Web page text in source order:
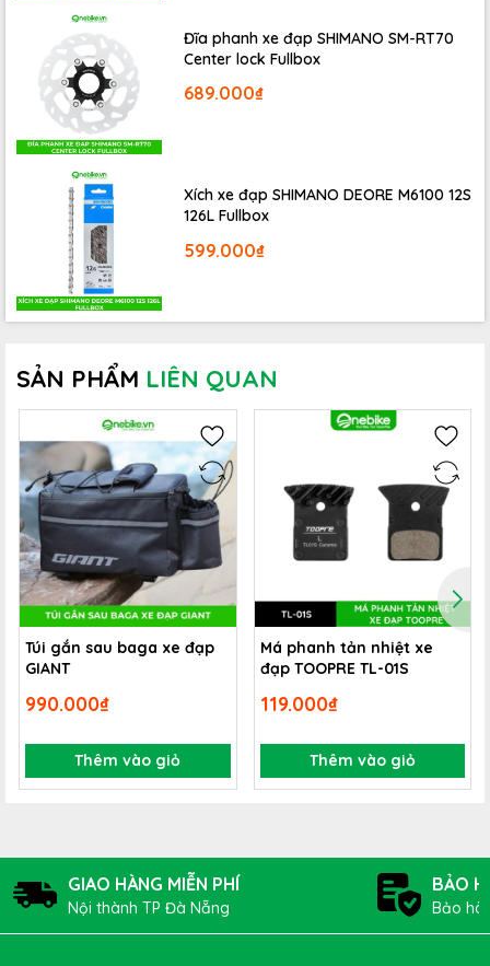
Đĩa phanh xe đạp SHIMANO SM-RT70
Center lock Fullbox
689.000₫
Xích xe đạp SHIMANO DEORE M6100 12S
126L Fullbox
599.000₫
SẢN PHẨM LIÊN QUAN
Túi gắn sau baga xe đạp
GIANT
990.000₫
Thêm vào giỏ
Má phanh tản nhiệt xe
đạp TOOPRE TL-01S
119.000₫
Thêm vào giỏ
GIAO HÀNG MIỄN PHÍ
Nội thành TP Đà Nẵng
BẢO
Bảo